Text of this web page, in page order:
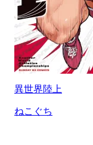
異世界陸上
ねこぐち